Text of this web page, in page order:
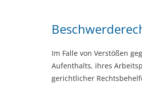
Im Falle von Verstößen
Aufenthalts, ihres
gerichtlicher